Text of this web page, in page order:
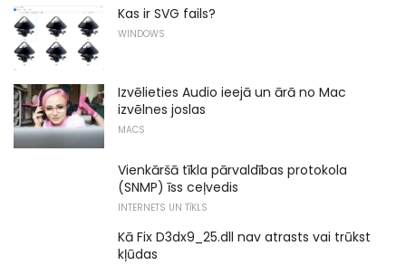
Kas ir SVG fails?
WINDOWS
Izvēlieties Audio ieejā un ārā no Mac
izvēlnes joslas
MACS
Vienkāršā tīkla pārvaldības protokola
(SNMP) īss ceļvedis
INTERNETS UN TĪKLS
Kā Fix D3dx9_25.dll nav atrasts vai trūkst
kļūdas